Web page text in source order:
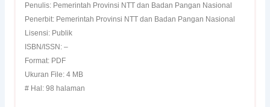
Penulis: Pemerintah Provinsi NTT dan Badan Pangan Nasional
Penerbit: Pemerintah Provinsi NTT dan Badan Pangan Nasional
Lisensi: Publik
ISBN/ISSN: –
Format: PDF
Ukuran File: 4 MB
# Hal: 98 halaman